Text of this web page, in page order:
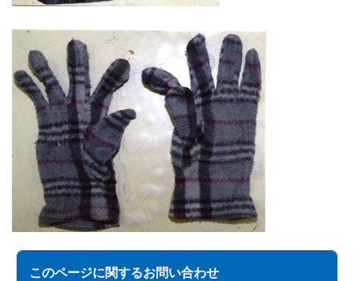
このページに関するお問い合わせ